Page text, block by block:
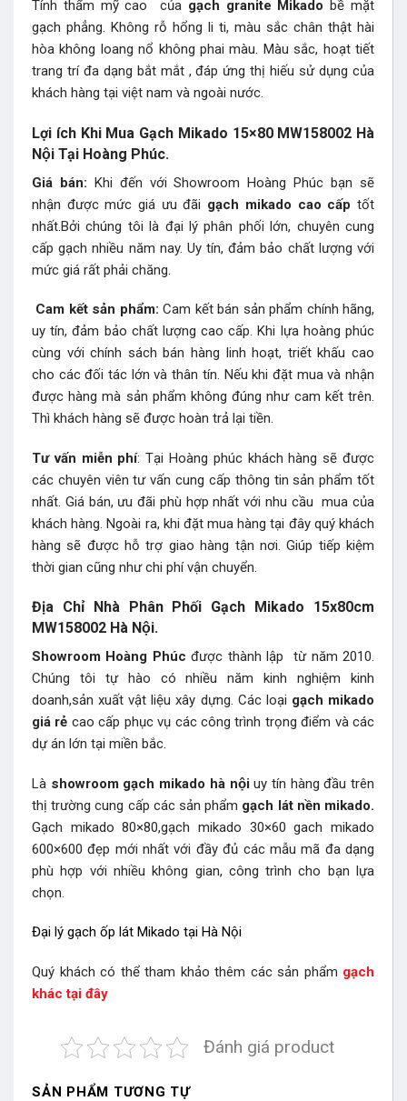
Tính thẩm mỹ cao của gạch granite Mikado bề mặt
gạch phẳng. Không rỗ hổng li ti, màu sắc chân thật hài
hòa không loang nổ không phai màu. Màu sắc, hoạt tiết
trang trí đa dạng bắt mắt , đáp ứng thị hiếu sử dụng của
khách hàng tại việt nam và ngoài nước.
Lợi ích Khi Mua Gạch Mikado 15×80 MW158002 Hà
Nội Tại Hoàng Phúc.
Giá bán: Khi đến với Showroom Hoàng Phúc bạn sẽ
nhận được mức giá ưu đãi gạch mikado cao cấp tốt
nhất.Bởi chúng tôi là đại lý phân phối lớn, chuyên cung
cấp gạch nhiều năm nay. Uy tín, đảm bảo chất lượng với
mức giá rất phải chăng.
Cam kết sản phẩm: Cam kết bán sản phẩm chính hãng,
uy tín, đảm bảo chất lượng cao cấp. Khi lựa hoàng phúc
cùng với chính sách bán hàng linh hoạt, triết khấu cao
cho các đối tác lớn và thân tín. Nếu khi đặt mua và nhận
được hàng mà sản phẩm không đúng như cam kết trên.
Thì khách hàng sẽ được hoàn trả lại tiền.
Tư vấn miễn phí: Tại Hoàng phúc khách hàng sẽ được
các chuyên viên tư vấn cung cấp thông tin sản phẩm tốt
nhất. Giá bán, ưu đãi phù hợp nhất với nhu cầu mua của
khách hàng. Ngoài ra, khi đặt mua hàng tại đây quý khách
hàng sẽ được hỗ trợ giao hàng tận nơi. Giúp tiếp kiệm
thời gian cũng như chi phí vận chuyển.
Địa Chỉ Nhà Phân Phối Gạch Mikado 15x80cm
MW158002 Hà Nội.
Showroom Hoàng Phúc được thành lập từ năm 2010.
Chúng tôi tự hào có nhiều năm kinh nghiệm kinh
doanh,sản xuất vật liệu xây dựng. Các loại gạch mikado
giá rẻ cao cấp phục vụ các công trình trọng điểm và các
dự án lớn tại miền bắc.
Là showroom gạch mikado hà nộiuy tín hàng đầu trên
thị trường cung cấp các sản phẩm gạch lát nền mikado.
Gạch mikado 80×80,gạch mikado 30×60 gach mikado
600×600 đẹp mới nhất với đầy đủ các mẫu mã đa dạng
phù hợp với nhiều không gian, công trình cho bạn lựa
chọn.
Đại lý gạch ốp lát Mikado tại Hà Nội
Quý khách có thể tham khảo thêm các sản phẩm gạch
khác tại đây
Đánh giá product
SẢN PHẨM TƯƠNG TỰ